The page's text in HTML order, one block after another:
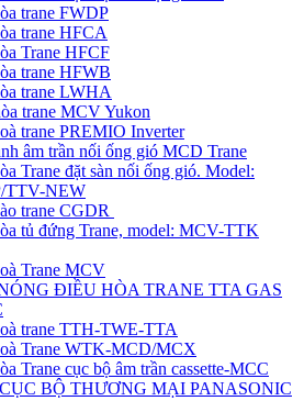
trane FWDP
trane HFCA
Trane HFCF
trane HFWB
trane LWHA
trane MCV Yukon
trane PREMIO Inverter
âm trần nối ống gió MCD Trane
Trane đặt sàn nối ống gió. Model:
TTV-NEW
trane CGDR
tủ đứng Trane, model: MCV-TTK
Trane MCV
ĐIỀU HÒA TRANE TTA GAS
trane TTH-TWE-TTA
Trane WTK-MCD/MCX
Trane cục bộ âm trần cassette-MCC
BỘ THƯƠNG MẠI PANASONIC